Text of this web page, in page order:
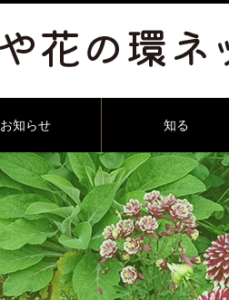
お知らせ 知る